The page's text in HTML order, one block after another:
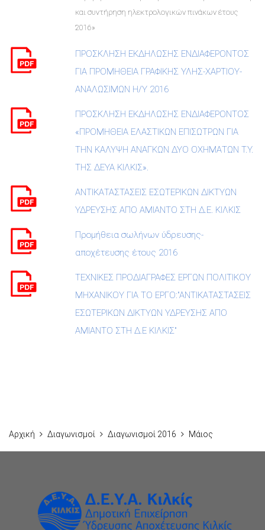
και συντήρηση ηλεκτρολογικών πινάκων έτους
2016»
ΠΡΟΣΚΛΗΣΗ ΕΚΔΗΛΩΣΗΣ ΕΝΔΙΑΦΕΡΟΝΤΟΣ
ΓΙΑ ΠΡΟΜΗΘΕΙΑ ΓΡΑΦΙΚΗΣ ΥΛΗΣ-ΧΑΡΤΙΟΥ-
ΑΝΑΛΩΣΙΜΩΝ Η/Υ 2016
ΠΡΟΣΚΛΗΣΗ ΕΚΔΗΛΩΣΗΣ ΕΝΔΙΑΦΕΡΟΝΤΟΣ
«ΠΡΟΜΗΘΕΙΑ ΕΛΑΣΤΙΚΩΝ ΕΠΙΣΩΤΡΩΝ ΓΙΑ
ΤΗΝ ΚΑΛΥΨΗ ΑΝΑΓΚΩΝ ΔΥΟ ΟΧΗΜΑΤΩΝ Τ.Υ.
ΤΗΣ ΔΕΥΑ ΚΙΛΚΙΣ».
ΑΝΤΙΚΑΤΑΣΤΑΣΕΙΣ ΕΣΩΤΕΡΙΚΩΝ ΔΙΚΤΥΩΝ
ΥΔΡΕΥΣΗΣ ΑΠΟ ΑΜΙΑΝΤΟ ΣΤΗ Δ.Ε. ΚΙΛΚΙΣ
Προμήθεια σωλήνων ύδρευσης-
αποχέτευσης έτους 2016
ΤΕΧΝΙΚΕΣ ΠΡΟΔΙΑΓΡΑΦΕΣ ΕΡΓΩΝ ΠΟΛΙΤΙΚΟΥ
ΜΗΧΑΝΙΚΟΥ ΓΙΑ ΤΟ ΕΡΓΟ:"ΑΝΤΙΚΑΤΑΣΤΑΣΕΙΣ
ΕΣΩΤΕΡΙΚΩΝ ΔΙΚΤΥΩΝ ΥΔΡΕΥΣΗΣ ΑΠΟ
ΑΜΙΑΝΤΟ ΣΤΗ Δ.Ε ΚΙΛΚΙΣ"
Αρχική Διαγωνισμοί Διαγωνισμοί 2016 Μάιος